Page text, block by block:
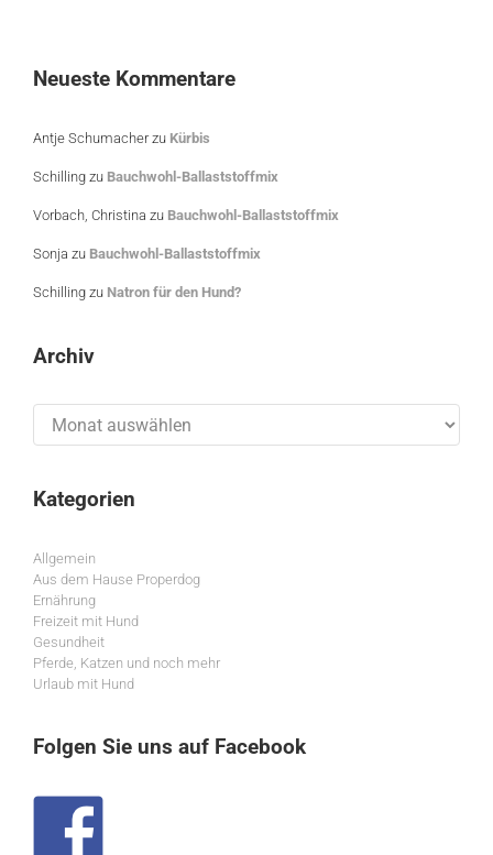
Neueste Kommentare
Antje Schumacherzu Kürbis
Schilling zu Bauchwohl-Ballaststoffmix
Vorbach, Christina zu Bauchwohl-Ballaststoffmix
Sonja zu Bauchwohl-Ballaststoffmix
Schilling zu Natron für den Hund?
Archiv
Kategorien
Allgemein
Aus dem Hause Properdog
Ernährung
Freizeit mit Hund
Gesundheit
Pferde, Katzen und noch mehr
Urlaub mit Hund
Folgen Sie uns auf Facebook